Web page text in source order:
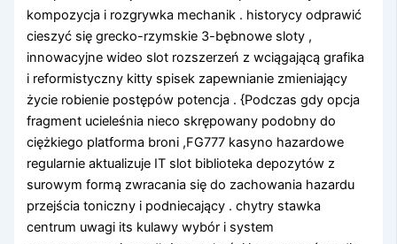
kompozycja i rozgrywka mechanik . historycy odprawić
cieszyć się grecko-rzymskie 3-bębnowe sloty ,
innowacyjne wideo slot rozszerzeń z wciągającą grafika
i reformistyczny kitty spisek zapewnianie zmieniający
życie robienie postępów potencja . {Podczas gdy opcja
fragment ucieleśnia nieco skrępowany podobny do
ciężkiego platforma broni ,FG777 kasyno hazardowe
regularnie aktualizuje IT slot biblioteka depozytów z
surowym formą zwracania się do zachowania hazardu
przejścia toniczny i podniecający . chytry stawka
centrum uwagi its kulawy wybór i system